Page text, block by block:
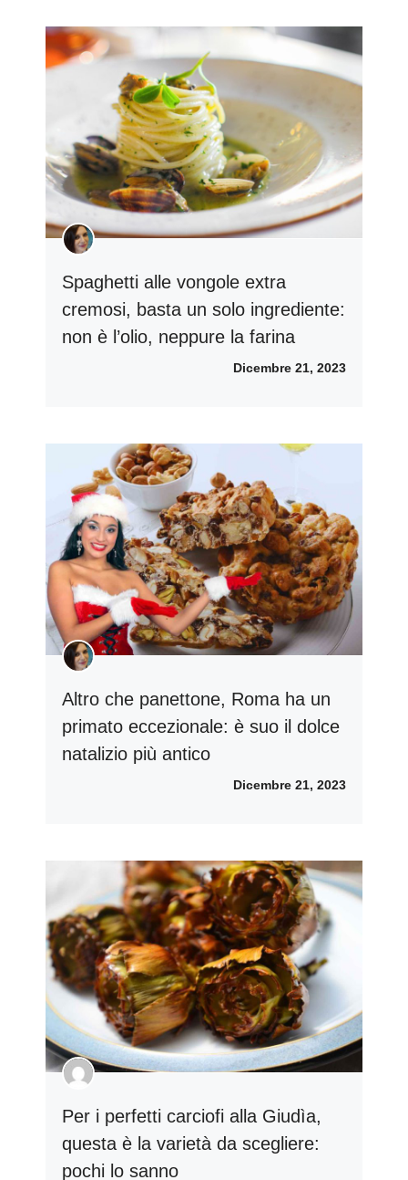
Spaghetti alle vongole extra
cremosi, basta un solo ingrediente:
non è l’olio, neppure la farina
Dicembre 21, 2023
Altro che panettone, Roma ha un
primato eccezionale: è suo il dolce
natalizio più antico
Dicembre 21, 2023
Per i perfetti carciofi alla Giudìa,
questa è la varietà da scegliere:
pochi lo sanno